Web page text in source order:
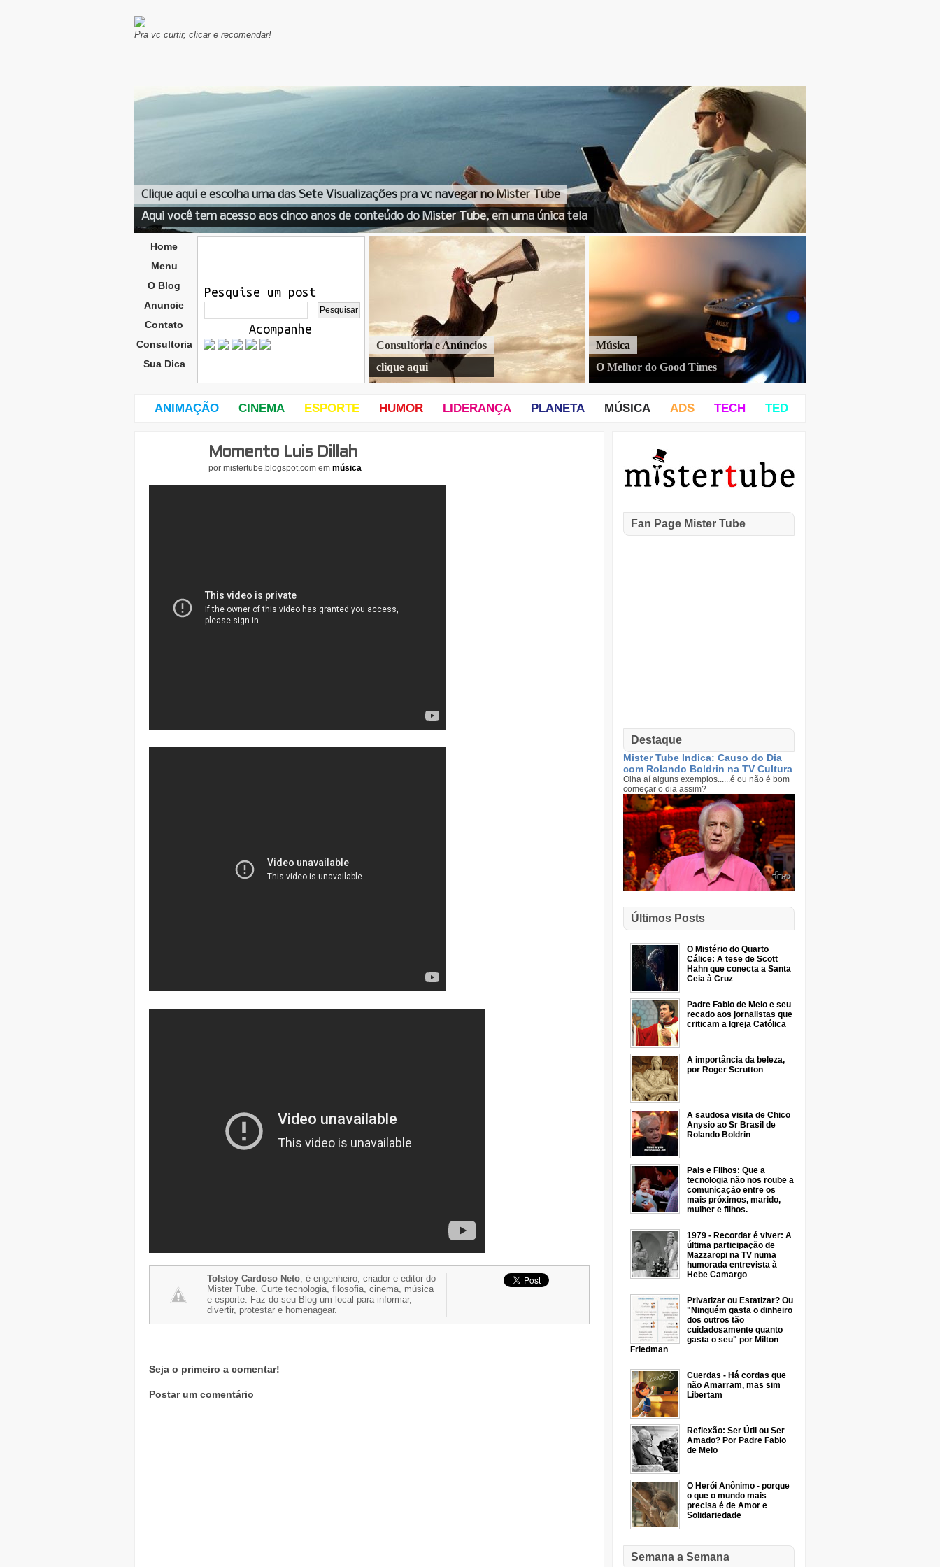
Pra vc curtir, clicar e recomendar!
Clique aqui e escolha uma das Sete Visualizações pra vc navegar no Mister Tube
Aqui você tem acesso aos cinco anos de conteúdo do Mister Tube, em uma única tela
Home
Menu
O Blog
Anuncie
Contato
Consultoria
Sua Dica
Pesquise um post
Acompanhe
Música
O Melhor do Good Times
Consultoria e Anúncios
clique aqui
ANIMAÇÃO CINEMA ESPORTE HUMOR LIDERANÇA PLANETA MÚSICA ADS TECH TED
feira
Momento Luis Dillah
por mistertube.blogspot.com em música
Tolstoy Cardoso Neto, é engenheiro, criador e editor do
Mister Tube. Curte tecnologia, filosofia, cinema, música
e esporte. Faz do seu Blog um local para informar,
divertir, protestar e homenagear.
Seja o primeiro a comentar!
Postar um comentário
Fan Page Mister Tube
Destaque
Mister Tube Indica: Causo do Dia
com Rolando Boldrin na TV Cultura
Olha aí alguns exemplos......é ou não é bom
começar o dia assim?
Últimos Posts
O Mistério do Quarto
Cálice: A tese de Scott
Hahn que conecta a Santa
Ceia à Cruz
Padre Fabio de Melo e seu
recado aos jornalistas que
criticam a Igreja Católica
A importância da beleza,
por Roger Scrutton
A saudosa visita de Chico
Anysio ao Sr Brasil de
Rolando Boldrin
Pais e Filhos: Que a
tecnologia não nos roube a
comunicação entre os
mais próximos, marido,
mulher e filhos.
1979 - Recordar é viver: A
última participação de
Mazzaropi na TV numa
humorada entrevista à
Hebe Camargo
Privatizar ou Estatizar? Ou
"Ninguém gasta o dinheiro
dos outros tão
cuidadosamente quanto
gasta o seu" por Milton
Friedman
Cuerdas - Há cordas que
não Amarram, mas sim
Libertam
Reflexão: Ser Útil ou Ser
Amado? Por Padre Fabio
de Melo
O Herói Anônimo - porque
o que o mundo mais
precisa é de Amor e
Solidariedade
Semana a Semana